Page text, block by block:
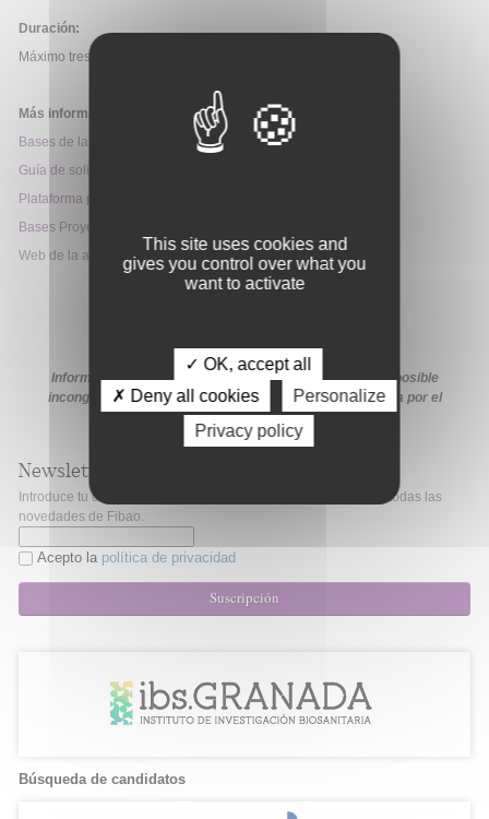
Duración:
Máximo tres años. Mínimo dos años.
Más información:
Bases de la convocatoria
Guía de solicitud
Plataforma para la búsqueda de socios
Bases Proyectos de Colaboración Internacional
Web de la ayuda
Información extraída de la web de la ayuda. En caso de posible
incongruencia, prevalecerá la información proporcionada por el
organismo financiador en sus medios oficiales.
Newsletter
Introduce tu correo electrónico si quieres mantenerte al día de todas las
novedades de Fibao.
Acepto la política de privacidad
Suscripción
Búsqueda de candidatos
This site uses cookies and
gives you control over what you
want to activate
✓ OK, accept all
✗ Deny all cookies
Personalize
Privacy policy